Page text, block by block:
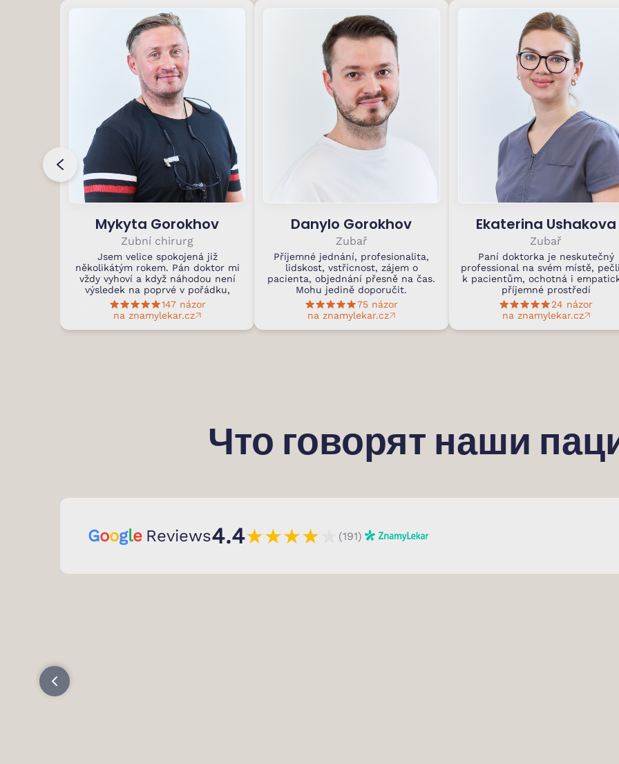
Mykyta Gorokhov
Zubní chirurg
Jsem velice spokojená již
několikátým rokem. Pán doktor mi
vždy vyhoví a když náhodou není
výsledek na poprvé v pořádku,
147 názor
na znamylekar.cz
Danylo Gorokhov
Zubař
Příjemné jednání, profesionalita,
lidskost, vstřícnost, zájem o
pacienta, objednání přesně na čas.
Mohu jedině doporučit.
75 názor
na znamylekar.cz
Ekaterina Ushakova
Zubař
Paní doktorka je neskutečný
professional na svém místě,
k pacientům, ochotná i
příjemné prostředí
24 názor
na znamylekar.cz
Что говорят наши
Google Reviews4.4★★★★ (191)